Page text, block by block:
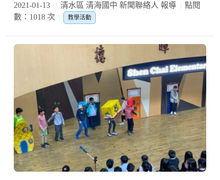
2021-01-13 清水區 清海國中 新聞聯絡人 報導
點閱
數：1018 次
教學活動